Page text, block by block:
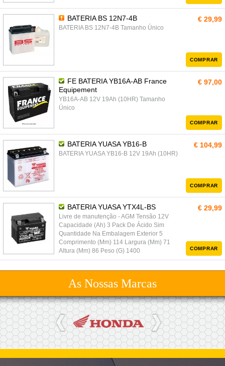
BATERIA BS 12N7-4B
BATERIA BS 12N7-4B Tamanho Único
€ 29,99
COMPRAR
FE BATERIA YB16A-AB France
Equipement
YB16A-AB 12V 19Ah (10HR) Tamanho
Único
€ 97,00
COMPRAR
BATERIA YUASA YB16-B
BATERIA YUASA YB16-B 12V 19Ah (10HR)
€ 104,99
COMPRAR
BATERIA YUASA YTX4L-BS
Livre de manutenção - AGM Tensão 12V
Capacidade (Ah) 3 Pack De Ácido Sim
Quantidade Na Embalagem Exterior 5
Comprimento (Mm) 114 Largura (Mm) 71
Altura (Mm) 86 Peso (G) 1400
€ 29,99
COMPRAR
As Nossas Marcas